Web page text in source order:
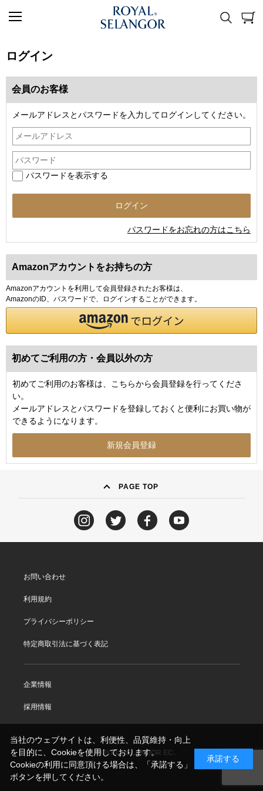
ログイン
会員のお客様
メールアドレスとパスワードを入力してログインしてください。
パスワードを表示する
パスワードをお忘れの方はこちら
Amazonアカウントをお持ちの方
Amazonアカウントを利用して会員登録されたお客様は、
AmazonのID、パスワードで、ログインすることができます。
初めてご利用の方・会員以外の方
初めてご利用のお客様は、こちらから会員登録を行ってくださ
い。
メールアドレスとパスワードを登録しておくと便利にお買い物が
できるようになります。
PAGE TOP
お問い合わせ
利用規約
プライバシーポリシー
特定商取引法に基づく表記
企業情報
採用情報
© ROYAL SELANGOR EC.
当社のウェブサイトは、利便性、品質維持・向上
を目的に、Cookieを使用しております。
Cookieの利用に同意頂ける場合は、「承諾する」
ボタンを押してください。
承諾する